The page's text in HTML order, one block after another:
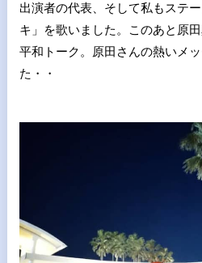
出演者の代表、そして私もステ
キ」を歌いました。このあと原
平和トーク。原田さんの熱いメ
た・・